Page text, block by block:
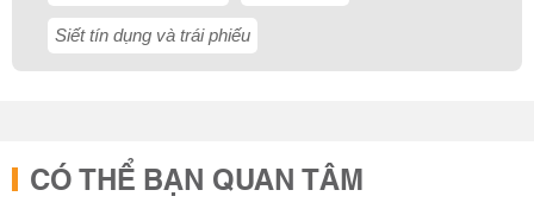
Siết tín dụng và trái phiếu
CÓ THỂ BẠN QUAN TÂM